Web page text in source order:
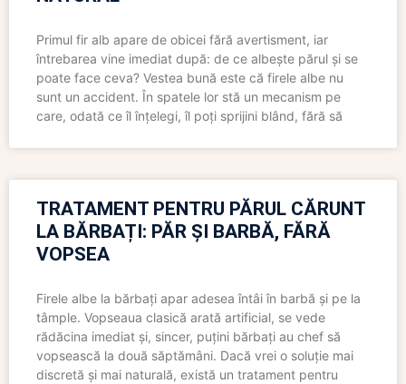
Primul fir alb apare de obicei fără avertisment, iar
întrebarea vine imediat după: de ce albește părul și se
poate face ceva? Vestea bună este că firele albe nu
sunt un accident. În spatele lor stă un mecanism pe
care, odată ce îl înțelegi, îl poți sprijini blând, fără să
TRATAMENT PENTRU PĂRUL CĂRUNT
LA BĂRBAȚI: PĂR ȘI BARBĂ, FĂRĂ
VOPSEA
Firele albe la bărbați apar adesea întâi în barbă și pe la
tâmple. Vopseaua clasică arată artificial, se vede
rădăcina imediat și, sincer, puțini bărbați au chef să
vopsească la două săptămâni. Dacă vrei o soluție mai
discretă și mai naturală, există un tratament pentru